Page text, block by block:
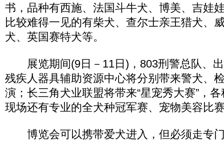
书，品种有西施、法国斗牛犬、博美、吉娃
比较难得一见的有柴犬、查尔士亲王猎犬、
犬、英国赛特犬等。
展览期间(9日－11日)，803刑警总队、出
残疾人器具辅助资源中心将分别带来警犬、
演；长三角犬业联盟将带来“星宠秀大赛”，
现场还有专业的全犬种冠军赛、宠物美容比
博览会可以携带爱犬进入，但必须走专